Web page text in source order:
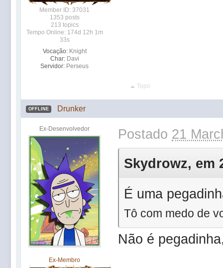
Member ID: 37031
1353 posts
213 topics
Tempo Online: 174d 12h 1m
33s
Vocação: Knight
Char: Davi
Servidor: Perseus
Topo
OFFLINE Drunker
Ex-Desenvolvedor
Ex-Membro
Postado 21
Skydrowz, em
É uma
Tô com medo de
Não é